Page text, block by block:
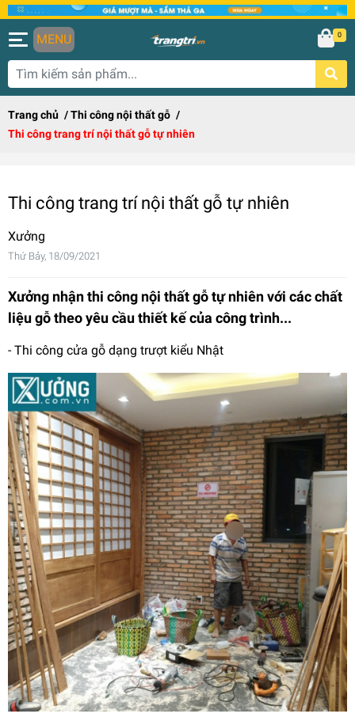
MENU 0
Trang chủ /Thi công nội thất gỗ /
Thi công trang trí nội thất gỗ tự nhiên
Thi công trang trí nội thất gỗ tự nhiên
Xưởng
Thứ Bảy, 18/09/2021
Xưởng nhận thi công nội thất gỗ tự nhiên với các chất
liệu gỗ theo yêu cầu thiết kế của công trình...
- Thi công cửa gỗ dạng trượt kiểu Nhật